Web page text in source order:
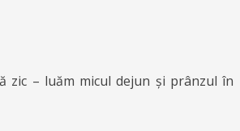
zic – luăm micul dejun și prânzul în